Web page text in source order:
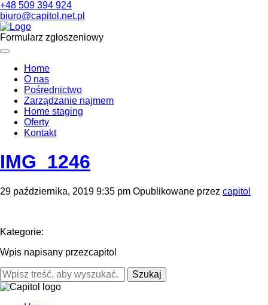
+48 509 394 924
biuro@capitol.net.pl
Formularz zgłoszeniowy
Home
O nas
Pośrednictwo
Zarządzanie najmem
Home staging
Oferty
Kontakt
IMG_1246
29 października, 2019 9:35 pm Opublikowane przez capitol
Kategorie:
Wpis napisany przezcapitol
Szukaj